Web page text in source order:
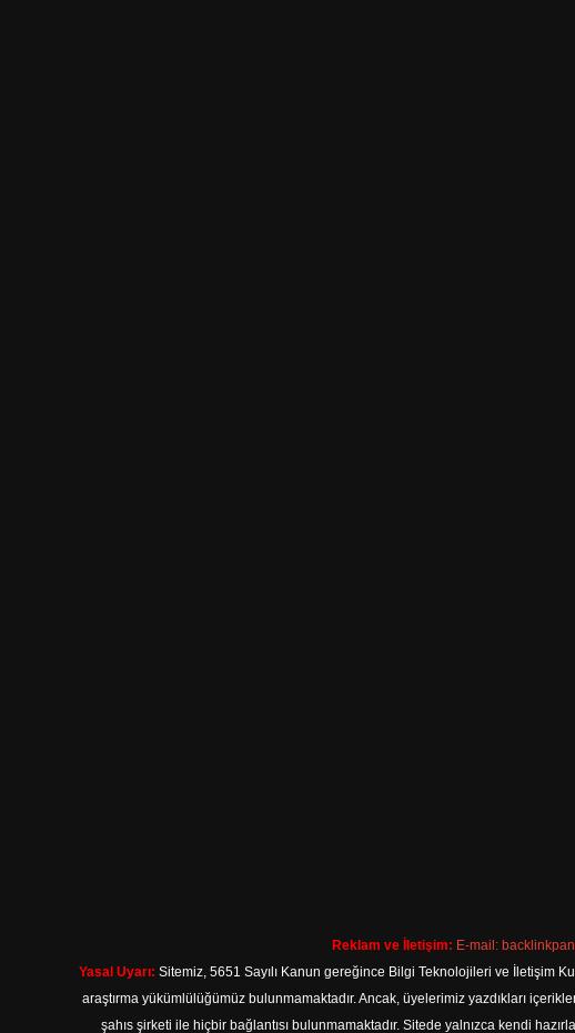
Reklam ve İletişim: E-mail:
Yasal Uyarı: Sitemiz, 5651 Sayılı Kanun gereğince Bilgi Teknolojileri ve İletişim
araştırma yükümlülüğümüz bulunmamaktadır. Ancak, üyelerimiz yazdıkları
şahıs şirketi ile hiçbir bağlantısı bulunmamaktadır. Sitede yalnızca kendi